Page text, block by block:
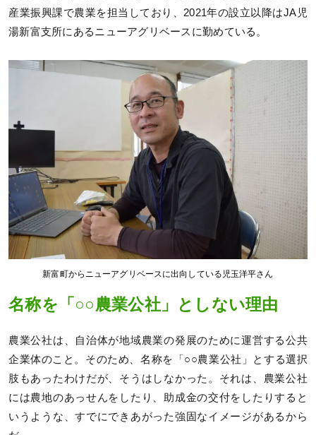
産業振興課で農業を担当しており、2021年の設立以降はJA児
湯新富支所にあるニューアグリベースに勤めている。
新富町からニューアグリベースに出向している児玉洋平さん
名称を「○○農業公社」としない理由
農業公社は、自治体が地域農業の発展のために運営する公共
企業体のこと。そのため、名称を「○○農業公社」とする選択
肢もあったわけだが、そうはしなかった。それは、農業公社
には農地のあっせんをしたり、助成金の交付をしたりすると
いうような、すでにできあがった強固なイメージがあるから